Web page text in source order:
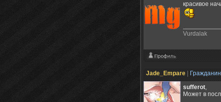
красивое
Vurdalak
Jade_Empare
sufferot,
Может в